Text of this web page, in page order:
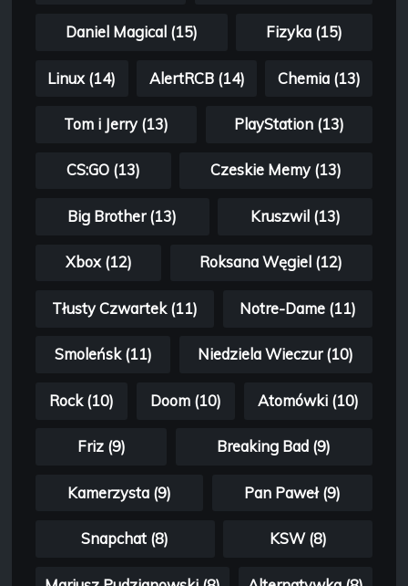
Daniel Magical (15) Fizyka (15)
Linux (14) AlertRCB (14) Chemia (13)
Tom i Jerry (13) PlayStation (13)
CS:GO (13) Czeskie Memy (13)
Big Brother (13) Kruszwil (13)
Xbox (12) Roksana Węgiel (12)
Tłusty Czwartek (11) Notre-Dame (11)
Smoleńsk (11) Niedziela Wieczur (10)
Rock (10) Doom (10) Atomówki (10)
Friz (9) Breaking Bad (9)
Kamerzysta (9) Pan Paweł (9)
Snapchat (8) KSW (8)